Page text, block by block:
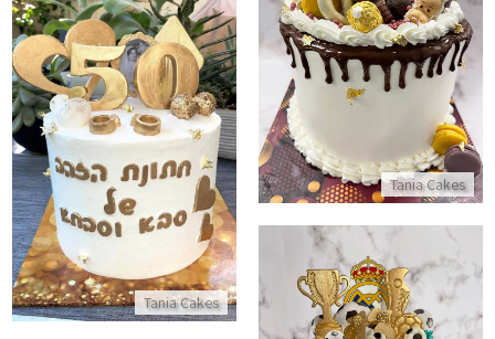
Tania Cakes
עוגה מעוצבת דריפ קייק
התקשר/י
Tania Cakes
עוגת חתונת הזהב
התקשר/י